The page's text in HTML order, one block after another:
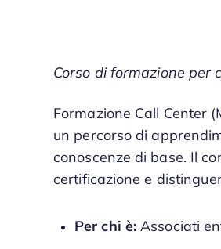
Corso di formazione per
Formazione Call Center
un percorso di
conoscenze di base. Il
certificazione e
Per chi è: Associati